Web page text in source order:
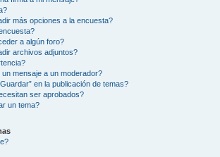
más opciones a la encuesta?
a algún foro?
archivos adjuntos?
mensaje a un moderador?
en la publicación de temas?
ser aprobados?
un tema?